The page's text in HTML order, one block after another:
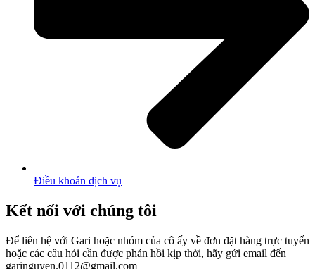
Điều khoản dịch vụ
Kết nối với chúng tôi
Để liên hệ với Gari hoặc nhóm của cô ấy về đơn đặt hàng trực tuyến
hoặc các câu hỏi cần được phản hồi kịp thời, hãy gửi email đến
garinguyen.0112@gmail.com